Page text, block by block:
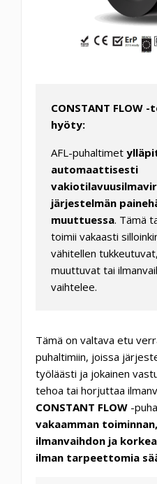
CONSTANT FLOW
hyöty:
AFL-puhaltimet
automaattisesti
järjestelmän
muuttuessa. Tämä
toimii vakaasti
vähitellen
muuttuvat tai
vaihtelee.
Tämä on valtava etu
puhaltimiin, joissa
työläästi ja jokainen
tehoa tai horjuttaa
CONSTANT FLOW -
vakaamman
ilmanvaihdon ja
ilman tarpeettomia